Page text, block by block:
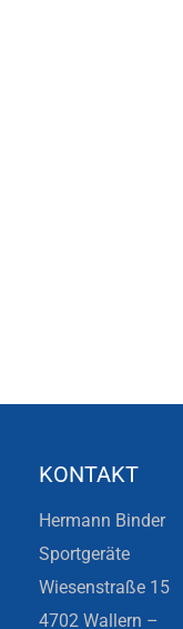
KONTAKT
Hermann Binder
Sportgeräte
Wiesenstraße 15
4702 Wallern –